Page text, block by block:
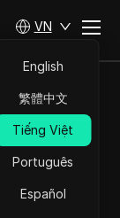
VN
English
繁體中文
Tiếng Việt
Português
Español
đa năng